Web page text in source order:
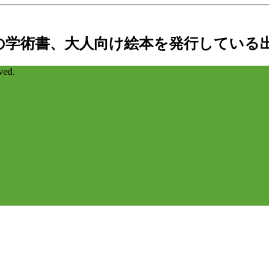
術書、大人向け絵本を発行している